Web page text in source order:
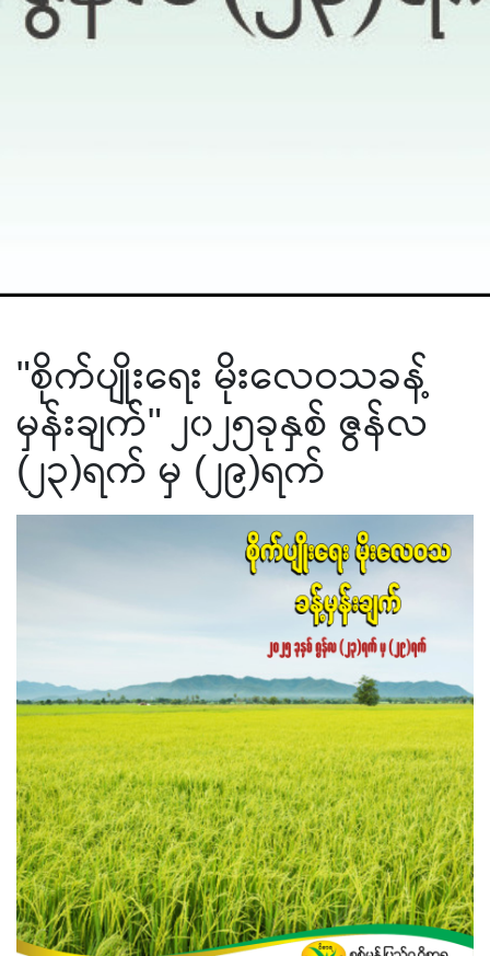
"စိုက်ပျိုးရေး မိုးလေဝသခန့်
မှန်းချက်" ၂၀၂၅ခုနှစ် ဇွန်လ
(၂၃)ရက် မှ (၂၉)ရက်